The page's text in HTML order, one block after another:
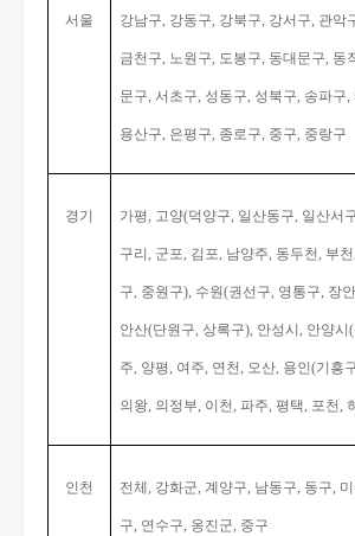
서울 강남구, 강동구, 강북구, 강서구, 관악
금천구, 노원구, 도봉구, 동대문구, 동
문구, 서초구, 성동구, 성북구, 송파구,
용산구, 은평구, 종로구, 중구, 중랑구
경기 가평, 고양(덕양구, 일산동구, 일산서
구리, 군포, 김포, 남양주, 동두천, 부천,
구, 중원구), 수원(권선구, 영통구, 장
안산(단원구, 상록구), 안성시, 안양시(
주, 양평, 여주, 연천, 오산, 용인(기흥
의왕, 의정부, 이천, 파주, 평택, 포천,
인천 전체, 강화군, 계양구, 남동구, 동구,
구, 연수구, 옹진군, 중구